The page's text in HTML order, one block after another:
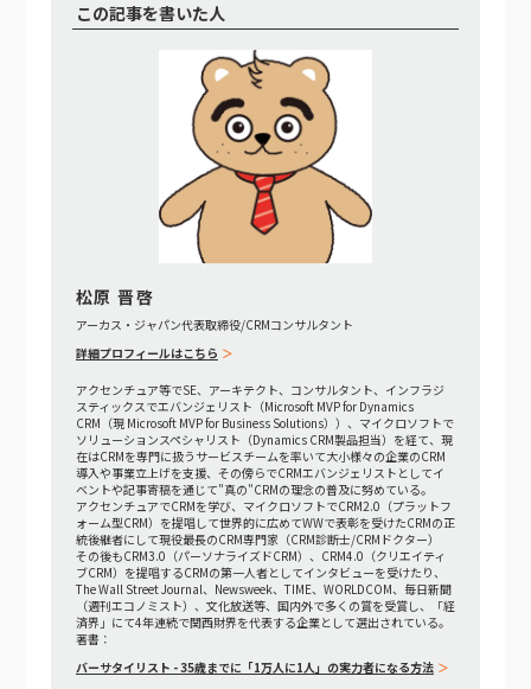
この記事を書いた人
松原 晋啓
アーカス・ジャパン代表取締役/CRMコンサルタント
詳細プロフィールはこちら
アクセンチュア等でSE、アーキテクト、コンサルタント、インフラジ
スティックスでエバンジェリスト（Microsoft MVP for Dynamics
CRM（現 Microsoft MVP for Business Solutions））、マイクロソフトで
ソリューションスペシャリスト（Dynamics CRM製品担当）を経て、現
在はCRMを専門に扱うサービスチームを率いて大小様々の企業のCRM
導入や事業立上げを支援、その傍らでCRMエバンジェリストとしてイ
ベントや記事寄稿を通じて"真の"CRMの理念の普及に努めている。
アクセンチュアでCRMを学び、マイクロソフトでCRM2.0（プラットフ
ォーム型CRM）を提唱して世界的に広めてWWで表彰を受けたCRMの正
統後継者にして現役最長のCRM専門家（CRM診断士/CRMドクター）
その後もCRM3.0（パーソナライズドCRM）、CRM4.0（クリエイティ
ブCRM）を提唱するCRMの第一人者としてインタビューを受けたり、
The Wall Street Journal、Newsweek、TIME、WORLDCOM、毎日新聞
（週刊エコノミスト）、文化放送等、国内外で多くの賞を受賞し、「経
済界」にて4年連続で関西財界を代表する企業として選出されている。
著書：
バーサタイリスト - 35歳までに「1万人に1人」の実力者になる方法